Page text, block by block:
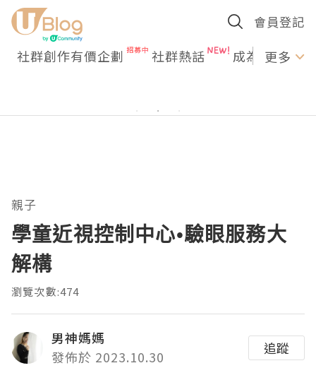
會員登記
社群創作有價企劃 社群熱話 成為U更多
親子
學童近視控制中心•驗眼服務大
解構
瀏覽次數:474
男神媽媽
發佈於 2023.10.30
追蹤